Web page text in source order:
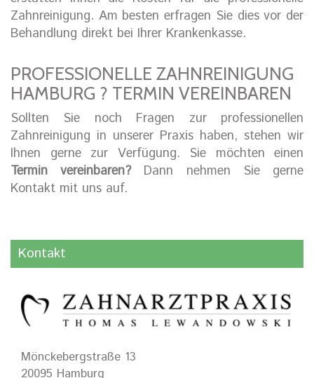
Zahnreinigung. Am besten erfragen Sie dies vor der
Behandlung direkt bei Ihrer Krankenkasse.
PROFESSIONELLE ZAHNREINIGUNG
HAMBURG ? TERMIN VEREINBAREN
Sollten Sie noch Fragen zur professionellen
Zahnreinigung in unserer Praxis haben, stehen wir
Ihnen gerne zur Verfügung. Sie möchten einen
Termin vereinbaren?Dann nehmen Sie gerne
Kontakt mit uns auf.
Kontakt
Mönckebergstraße 13
20095 Hamburg